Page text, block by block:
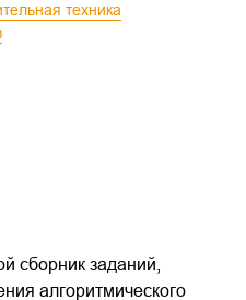
техника
сборник заданий,
алгоритмического